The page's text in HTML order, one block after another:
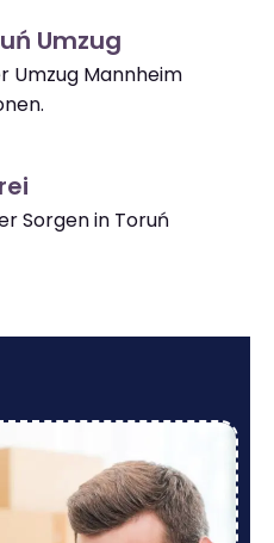
Umzug
Umzug Mannheim
Sorgen in Toruń